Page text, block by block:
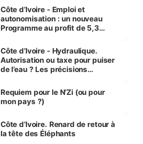
et Yamoussoukro
Côte d’Ivoire - Emploi et
autonomisation : un nouveau
Programme au profit de 5,3
Côte d’Ivoire - Hydraulique.
Autorisation ou taxe pour puiser
de l’eau ? Les précisions
Requiem pour le N’Zi (ou pour
mon pays ?)
Côte d’Ivoire. Renard de retour à
la tête des Éléphants